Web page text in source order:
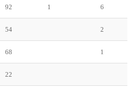
92 1 6
54 2
68 1
22